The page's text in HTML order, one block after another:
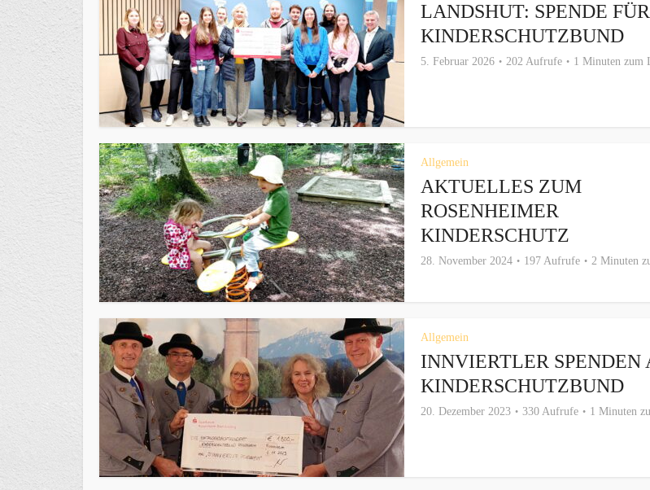
LANDSHUT: SPENDE FÜR
KINDERSCHUTZBUND
5. Februar 2026 202 Aufrufe 1 Minuten zum
Allgemein
AKTUELLES ZUM
ROSENHEIMER
KINDERSCHUTZ
28. November 2024 197 Aufrufe 2 Minuten
Allgemein
INNVIERTLER SPENDEN
KINDERSCHUTZBUND
20. Dezember 2023 330 Aufrufe 1 Minuten